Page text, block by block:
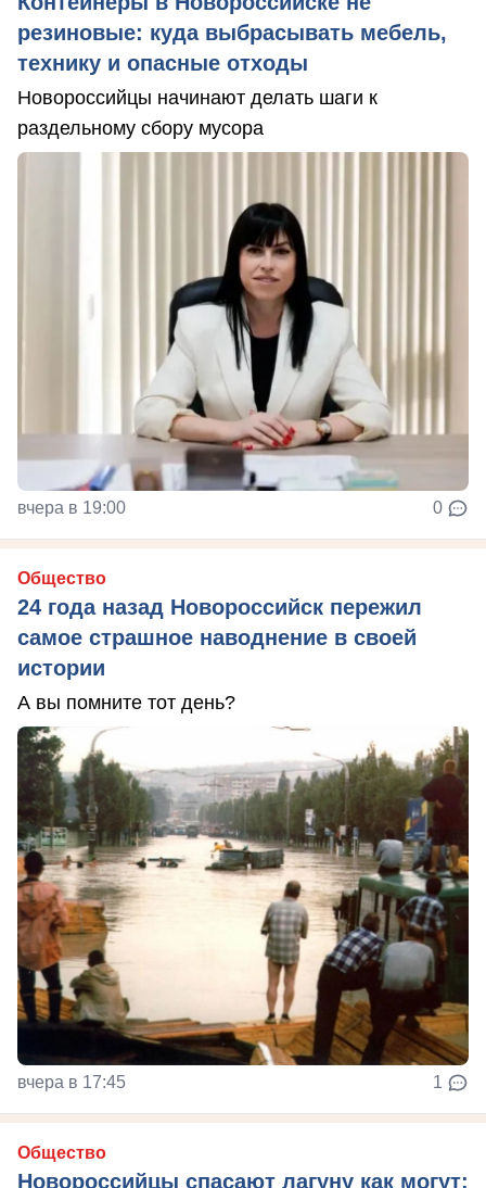
резиновые: куда выбрасывать мебель,
технику и опасные отходы
Новороссийцы начинают делать шаги к
раздельному сбору мусора
вчера в 19:00 0
Общество
24 года назад Новороссийск пережил
самое страшное наводнение в своей
истории
А вы помните тот день?
вчера в 17:45 1
Общество
Новороссийцы спасают лагуну как могут: